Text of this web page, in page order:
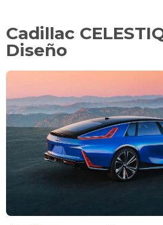
Cadillac
Diseño